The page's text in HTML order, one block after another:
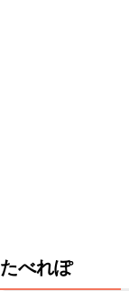
たべれぽ